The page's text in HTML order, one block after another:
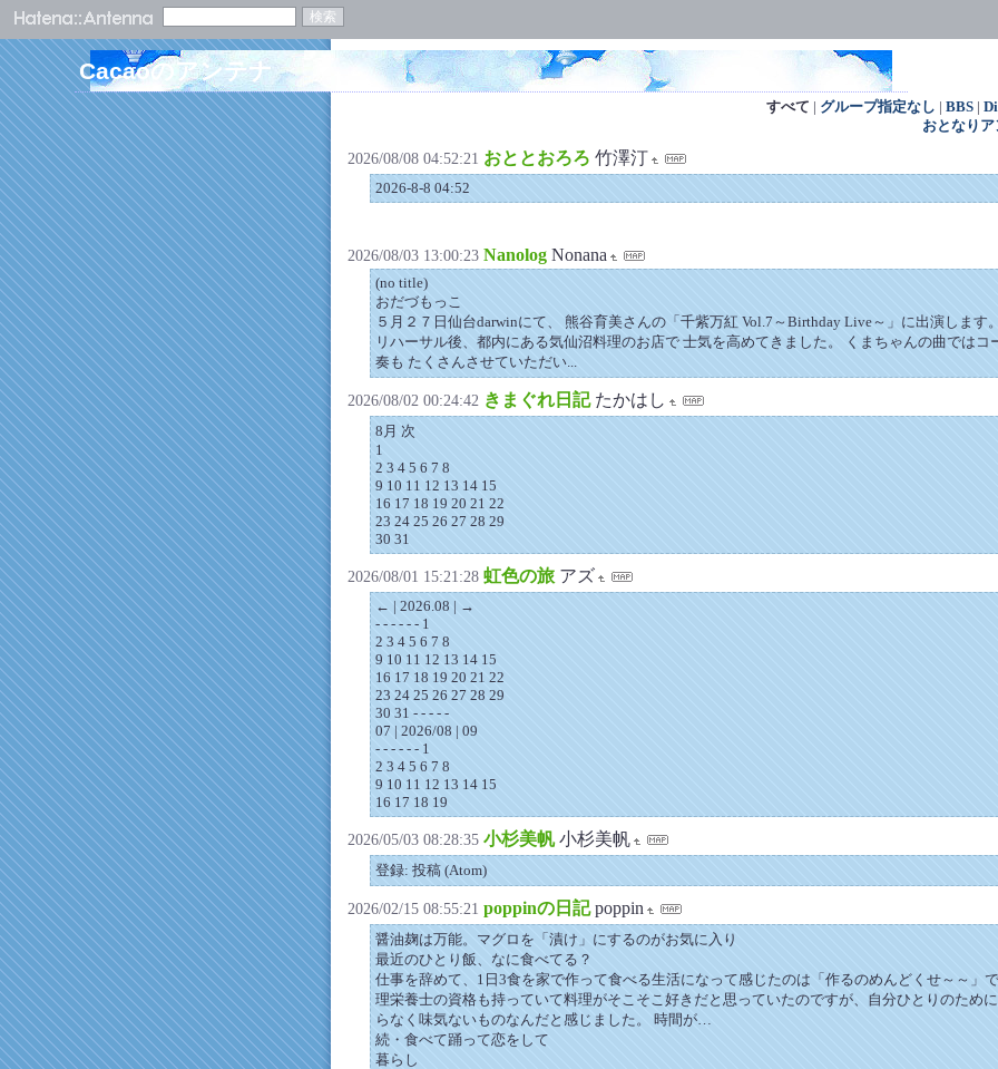
Cacaoのアンテナ
すべて | グループ指定なし | BBS |
おとなり
2026/08/08 04:52:21 おととおろろ 竹澤汀
2026-8-8 04:52
2026/08/03 13:00:23 Nanolog Nonana
(no title)
おだづもっこ
５月２７日仙台darwinにて、 熊谷育美さんの「千紫万紅 Vol.7～Birthday Live～」に出演します
リハーサル後、都内にある気仙沼料理のお店で 士気を高めてきました。 くまちゃんの曲ではコ
奏も たくさんさせていただい...
2026/08/02 00:24:42 きまぐれ日記 たかはし
8月 次
1
2 3 4 5 6 7 8
9 10 11 12 13 14 15
16 17 18 19 20 21 22
23 24 25 26 27 28 29
30 31
2026/08/01 15:21:28 虹色の旅 アズ
← | 2026.08 | →
- - - - - - 1
2 3 4 5 6 7 8
9 10 11 12 13 14 15
16 17 18 19 20 21 22
23 24 25 26 27 28 29
30 31 - - - - -
07 | 2026/08 | 09
- - - - - - 1
2 3 4 5 6 7 8
9 10 11 12 13 14 15
16 17 18 19
2026/05/03 08:28:35 小杉美帆 小杉美帆
登録: 投稿 (Atom)
2026/02/15 08:55:21 poppinの日記 poppin
醤油麹は万能。マグロを「漬け」にするのがお気に入り
最近のひとり飯、なに食べてる？
仕事を辞めて、1日3食を家で作って食べる生活になって感じたのは「作るのめんどくせ～～」
理栄養士の資格も持っていて料理がそこそこ好きだと思っていたのですが、自分ひとりのため
らなく味気ないものなんだと感じました。 時間が…
続・食べて踊って恋をして
暮らし